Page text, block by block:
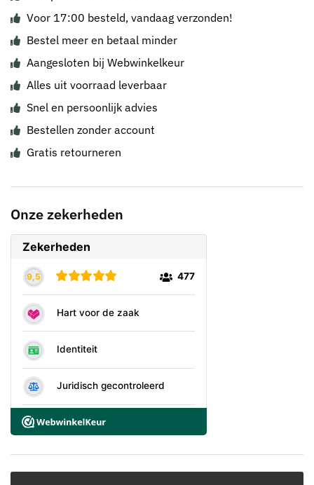
Voor 17:00 besteld, vandaag verzonden!
Bestel meer en betaal minder
Aangesloten bij Webwinkelkeur
Alles uit voorraad leverbaar
Snel en persoonlijk advies
Bestellen zonder account
Gratis retourneren
Onze zekerheden